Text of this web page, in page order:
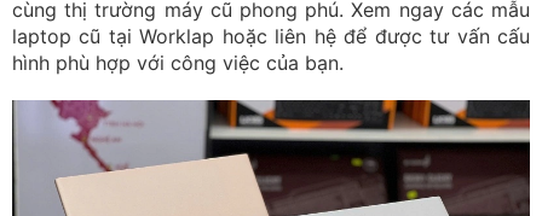
cùng thị trường máy cũ phong phú. Xem ngay các mẫu
laptop cũ tại Worklap hoặc liên hệ để được tư vấn cấu
hình phù hợp với công việc của bạn.